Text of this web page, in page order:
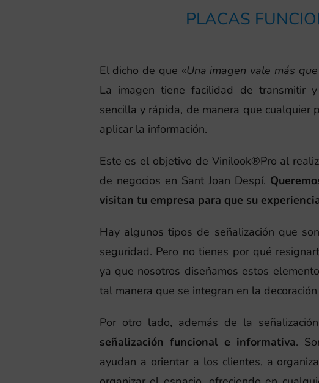
PLACAS
El dicho de que «Una imagen vale más
La imagen tiene facilidad de transmitir
sencilla y rápida, de manera que cualquier
aplicar la información.
Este es el objetivo de Vinilook®Pro al
de negocios en Sant Joan Despí.
visitan tu empresa para que su
Hay algunos tipos de señalización que
seguridad. Pero no tienes por qué
ya que nosotros diseñamos estos
tal manera que se integran en la
Por otro lado, además de la
señalización funcional e informativa.
ayudan a orientar a los clientes, a